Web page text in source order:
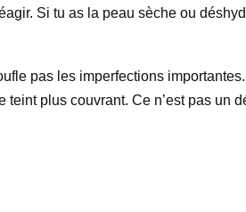
Si tu as la peau sèche ou
pas les imperfections
plus couvrant. Ce n’est pas un